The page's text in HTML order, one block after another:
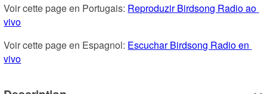
Voir cette page en Portugais: Reproduzir Birdsong Radio ao
vivo
Voir cette page en Espagnol: Escuchar Birdsong Radio en
vivo